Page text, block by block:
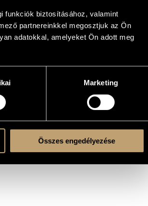
funkciók biztosításához, valamint
partnereinkkel megosztjuk az Ön
adatokkal, amelyeket Ön adott meg
Marketing
Összes engedélyezése